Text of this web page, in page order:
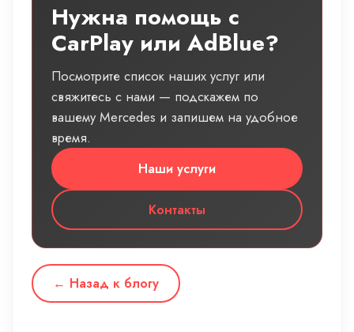
Нужна помощь с
CarPlay или AdBlue?
Посмотрите список наших услуг или
свяжитесь с нами — подскажем по
вашему Mercedes и запишем на удобное
время.
Наши услуги
Контакты
← Назад к блогу